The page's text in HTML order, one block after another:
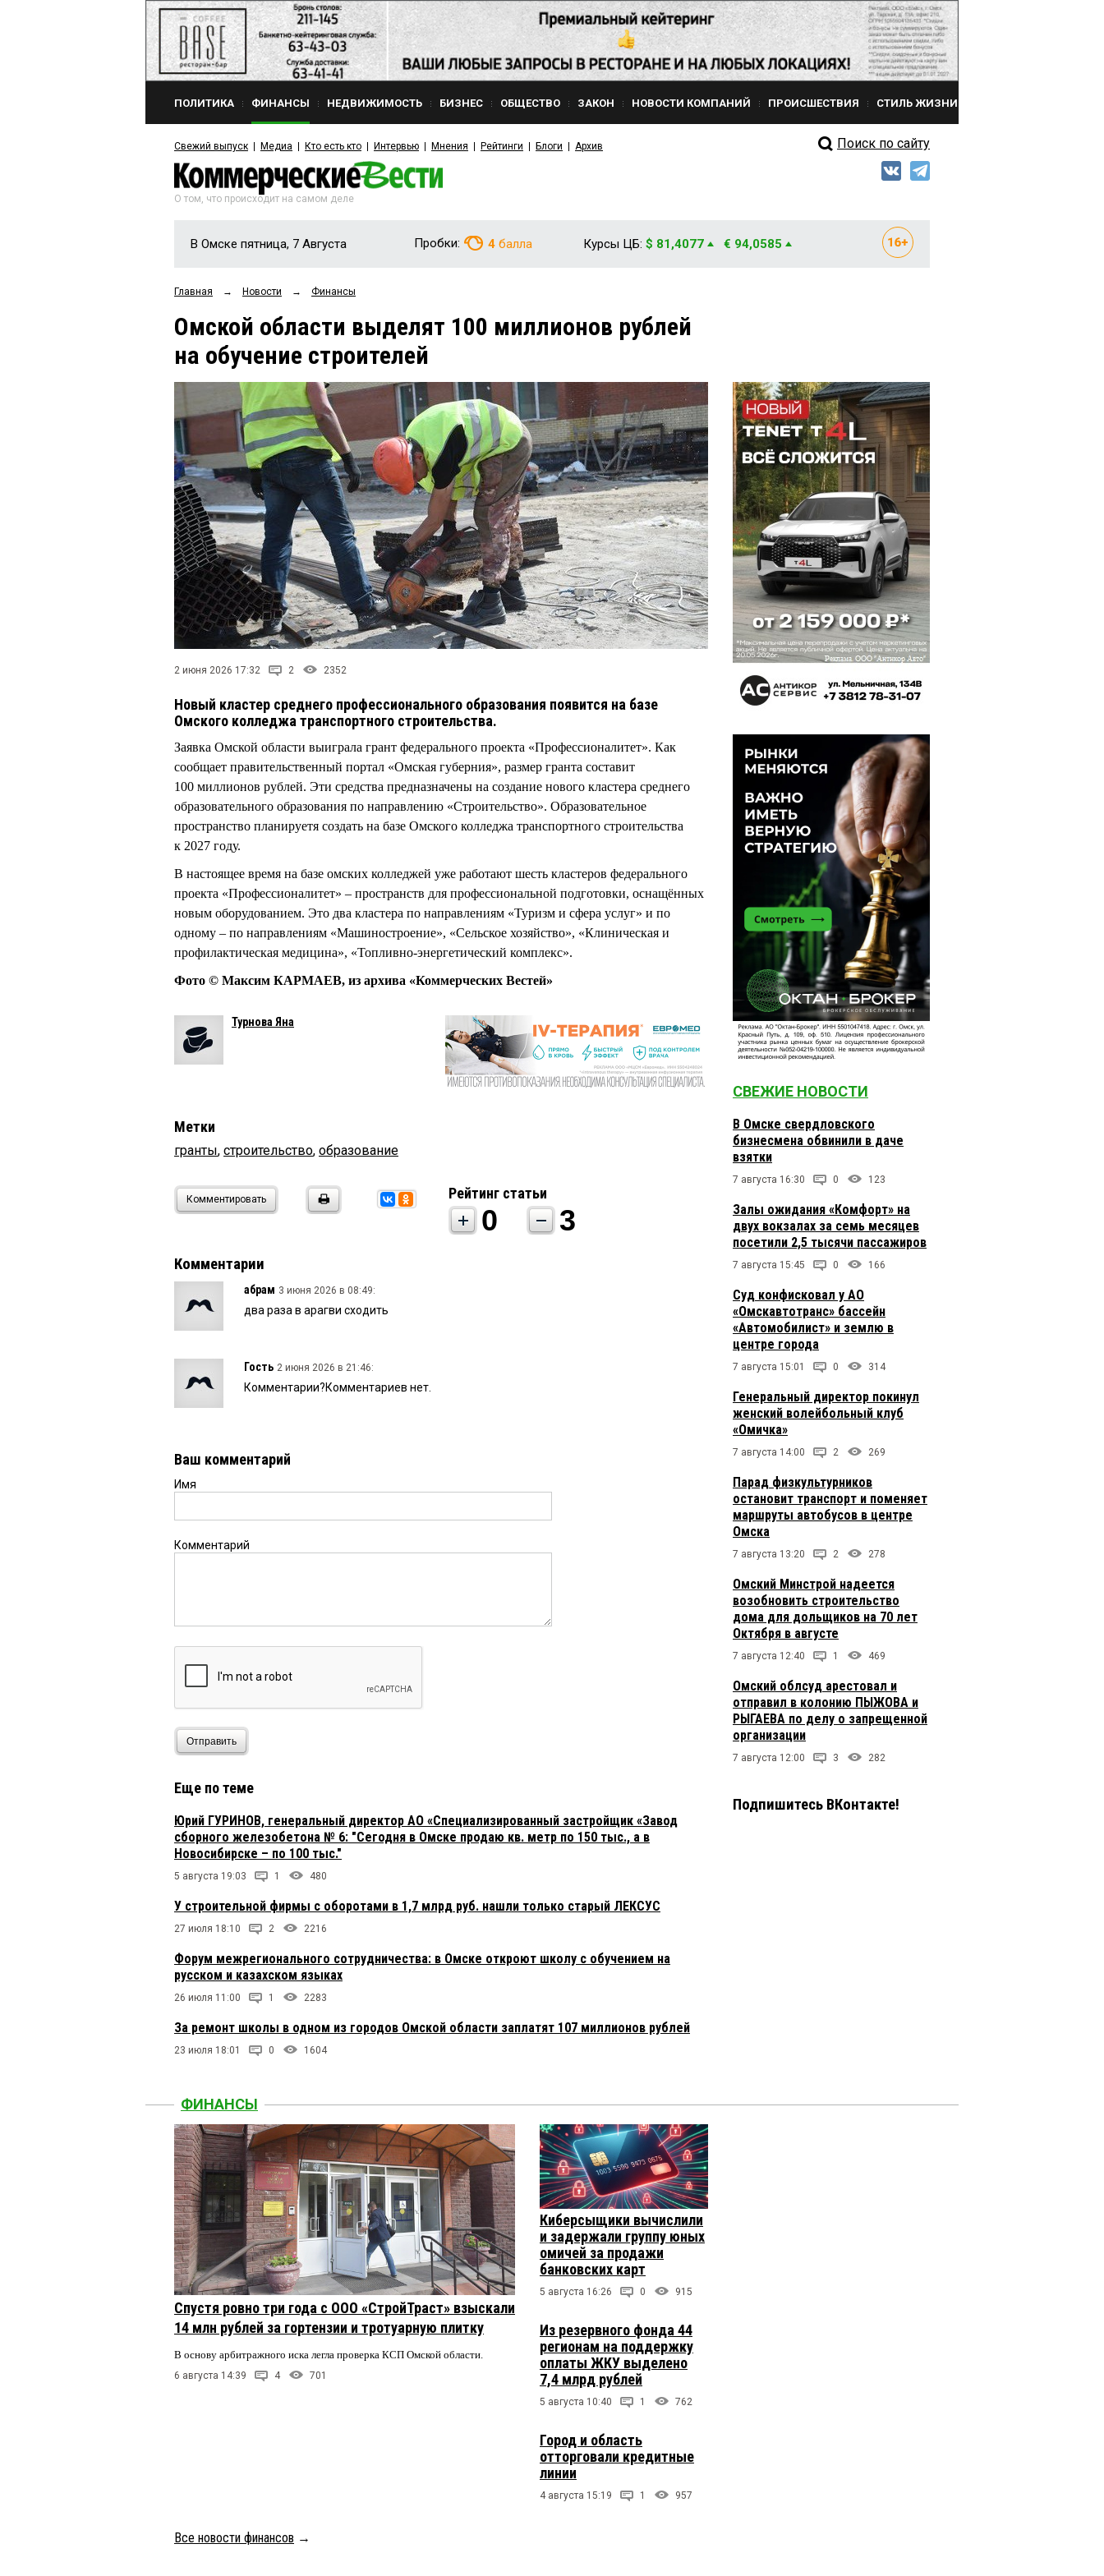
ПОЛИТИКА ФИНАНСЫ НЕДВИЖИМОСТЬ БИЗНЕС ОБЩЕСТВО ЗАКОН НОВОСТИ КОМПАНИЙ ПРОИСШЕСТВИЯ СТИЛЬ ЖИЗНИ
Свежий выпуск Медиа Кто есть кто Интервью Мнения Рейтинги Блоги Архив Поиск по сайту
О том, что происходит на самом деле
В Омске пятница, 7 Августа Пробки: 4 балла Курсы ЦБ: $ 81,4077 € 94,0585
Главная → Новости → Финансы
Омской области выделят 100 миллионов рублей
на обучение строителей
2 июня 2026 17:32 2 2352
Новый кластер среднего профессионального образования появится на базе
Омского колледжа транспортного строительства.
Заявка Омской области выиграла грант федерального проекта «Профессионалитет». Как
сообщает правительственный портал «Омская губерния», размер гранта составит
100 миллионов рублей. Эти средства предназначены на создание нового кластера среднего
образовательного образования по направлению «Строительство». Образовательное
пространство планируетя создать на базе Омского колледжа транспортного строительства
к 2027 году.
В настоящее время на базе омских колледжей уже работают шесть кластеров федерального
проекта «Профессионалитет» – пространств для профессиональной подготовки, оснащённых
новым оборудованием. Это два кластера по направлениям «Туризм и сфера услуг» и по
одному – по направлениям «Машиностроение», «Сельское хозяйство», «Клиническая и
профилактическая медицина», «Топливно-энергетический комплекс».
Фото © Максим КАРМАЕВ, из архива «Коммерческих Вестей»
Турнова Яна
Метки
гранты, строительство, образование
Комментировать Рейтинг статьи
0 3
Комментарии
абрам 3 июня 2026 в 08:49:
два раза в арагви сходить
Гость 2 июня 2026 в 21:46:
Комментарии?Комментариев нет.
Ваш комментарий
Имя
Комментарий
Отправить
Еще по теме
Юрий ГУРИНОВ, генеральный директор АО «Специализированный застройщик «Завод
сборного железобетона № 6: "Сегодня в Омске продаю кв. метр по 150 тыс., а в
Новосибирске – по 100 тыс."
5 августа 19:03 1 480
У строительной фирмы с оборотами в 1,7 млрд руб. нашли только старый ЛЕКСУС
27 июля 18:10 2 2216
Форум межрегионального сотрудничества: в Омске откроют школу с обучением на
русском и казахском языках
26 июля 11:00 1 2283
За ремонт школы в одном из городов Омской области заплатят 107 миллионов рублей
23 июля 18:01 0 1604
СВЕЖИЕ НОВОСТИ
В Омске свердловского
бизнесмена обвинили в даче
взятки
7 августа 16:30 0 123
Залы ожидания «Комфорт» на
двух вокзалах за семь месяцев
посетили 2,5 тысячи пассажиров
7 августа 15:45 0 166
Суд конфисковал у АО
«Омскавтотранс» бассейн
«Автомобилист» и землю в
центре города
7 августа 15:01 0 314
Генеральный директор покинул
женский волейбольный клуб
«Омичка»
7 августа 14:00 2 269
Парад физкультурников
остановит транспорт и поменяет
маршруты автобусов в центре
Омска
7 августа 13:20 2 278
Омский Минстрой надеется
возобновить строительство
дома для дольщиков на 70 лет
Октября в августе
7 августа 12:40 1 469
Омский облсуд арестовал и
отправил в колонию ПЫЖОВА и
РЫГАЕВА по делу о запрещенной
организации
7 августа 12:00 3 282
Подпишитесь ВКонтакте!
ФИНАНСЫ
Спустя ровно три года с ООО «СтройТраст» взыскали
14 млн рублей за гортензии и тротуарную плитку
В основу арбитражного иска легла проверка КСП Омской области.
6 августа 14:39 4 701
Киберсыщики вычислили
и задержали группу юных
омичей за продажи
банковских карт
5 августа 16:26 0 915
Из резервного фонда 44
регионам на поддержку
оплаты ЖКУ выделено
7,4 млрд рублей
5 августа 10:40 1 762
Город и область
отторговали кредитные
линии
4 августа 15:19 1 957
Все новости финансов →